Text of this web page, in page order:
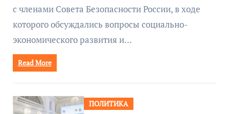
с членами Совета Безопасности России, в ходе
которого обсуждались вопросы социально-
экономического развития и…
Read More
ПОЛИТИКА